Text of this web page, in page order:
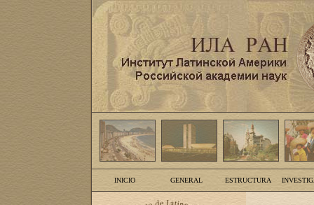
INICIO GENERAL ESTRUCTURA